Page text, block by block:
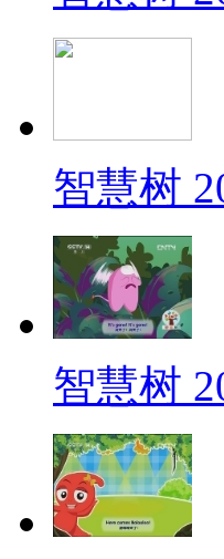
智慧树
智慧树